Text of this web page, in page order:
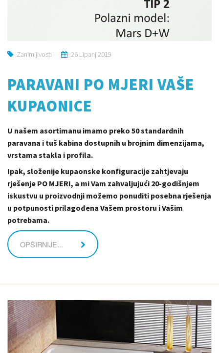
Zanimljivosti 26 Lipanj 2019
PARAVANI PO MJERI VAŠE
KUPAONICE
U našem asortimanu imamo preko 50 standardnih
paravana i tuš kabina dostupnih u brojnim dimenzijama,
vrstama stakla i profila.
Ipak, složenije kupaonske konfiguracije zahtjevaju
rješenje PO MJERI, a mi Vam zahvaljujući 20-godišnjem
iskustvu u proizvodnji možemo ponuditi posebna rješenja
u potpunosti prilagođena Vašem prostoru i Vašim
potrebama.
OPŠIRNIJE...